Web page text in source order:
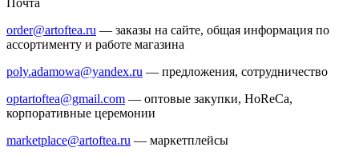
Почта
order@artoftea.ru — заказы на сайте, общая информация по
ассортименту и работе магазина
poly.adamowa@yandex.ru — предложения, сотрудничество
optartoftea@gmail.com — оптовые закупки, HoReCa,
корпоративные церемонии
marketplace@artoftea.ru — маркетплейсы